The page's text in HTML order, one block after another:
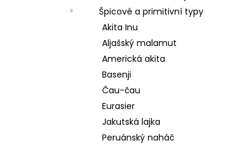
Špicové a primitivní typy
Akita Inu
Aljašský malamut
Americká akita
Basenji
Čau-čau
Eurasier
Jakutská lajka
Peruánský naháč